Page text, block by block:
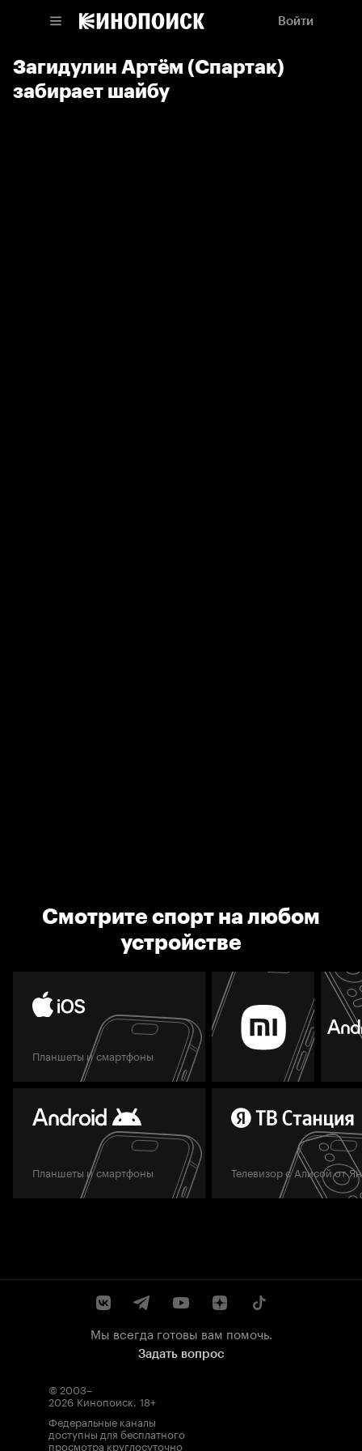
Войти
Загидулин Артём (Спартак)
забирает шайбу
Смотрите спорт на любом
устройстве
Планшеты и смартфоны
Планшеты и смартфоны Телевизор с Алисой от
Мы всегда готовы вам помочь.
Задать вопрос
© 2003–
2026 Кинопоиск. 18+
Федеральные каналы
доступны для бесплатного
просмотра круглосуточно